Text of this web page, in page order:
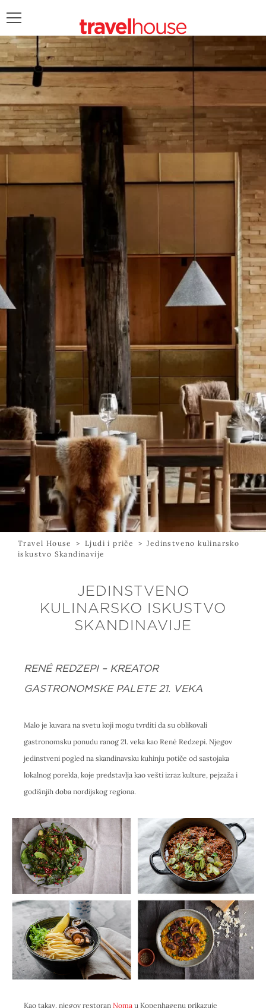
POŠALJITE UPIT
Travel House > Ljudi i priče > Jedinstveno kulinarsko
iskustvo Skandinavije
JEDINSTVENO
KULINARSKO ISKUSTVO
SKANDINAVIJE
RENÉ REDZEPI – KREATOR
GASTRONOMSKE PALETE 21. VEKA
Malo je kuvara na svetu koji mogu tvrditi da su oblikovali
gastronomsku ponudu ranog 21. veka kao René Redzepi. Njegov
jedinstveni pogled na skandinavsku kuhinju potiče od sastojaka
lokalnog porekla, koje predstavlja kao vešti izraz kulture, pejzaža i
godišnjih doba nordijskog regiona.
Kao takav, njegov restoran Noma u Kopenhagenu prikazuje